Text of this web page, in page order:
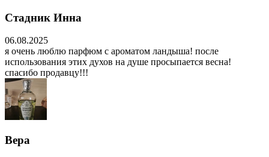
Стадник Инна
06.08.2025
я очень люблю парфюм с ароматом ландыша! после
использования этих духов на душе просыпается весна!
спасибо продавцу!!!
Вера